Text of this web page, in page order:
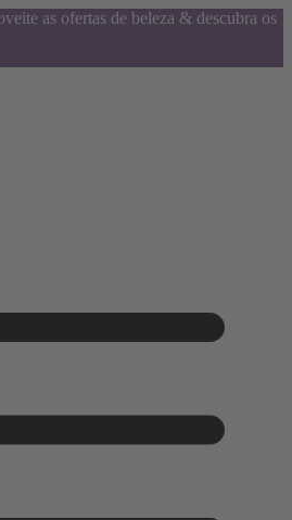
as ofertas de beleza & descubra os